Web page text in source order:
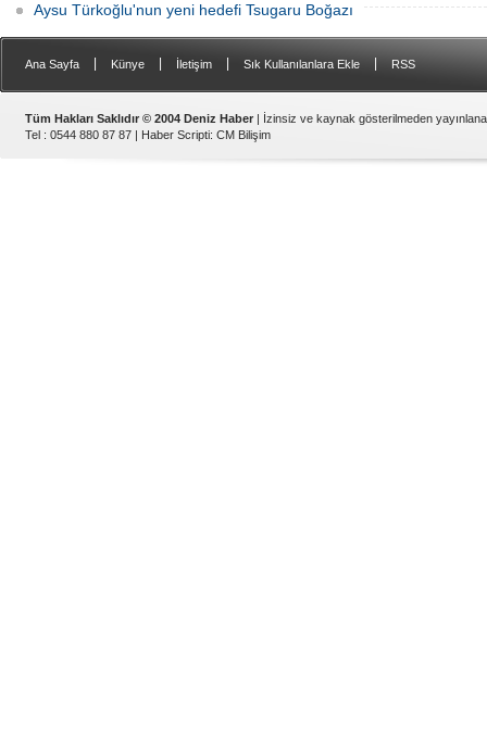
Aysu Türkoğlu'nun yeni hedefi Tsugaru Boğazı
Ana Sayfa Künye İletişim Sık Kullanılanlara Ekle RSS
Tüm Hakları Saklıdır © 2004 Deniz Haber | İzinsiz ve kaynak gösterilmeden
Tel : 0544 880 87 87 | Haber Scripti: CM Bilişim